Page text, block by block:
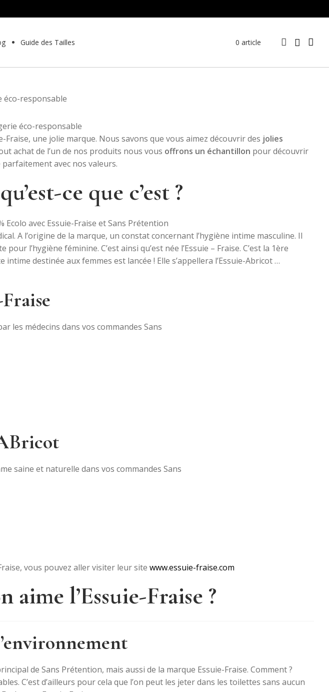
Guide des Tailles 0 article
Fraise, une jolie marque. Nous savons que vous aimez découvrir des jolies
achat de l’un de nos produits nous vous offrons un échantillon pour découvrir
parfaitement avec nos valeurs.
ce que c’est ?
A l’origine de la marque, un constat concernant l’hygiène intime masculine. Il
l’hygiène féminine. C’est ainsi qu’est née l’Essuie – Fraise. C’est la 1ère
destinée aux femmes est lancée ! Elle s’appellera l’Essuie-Abricot …
Fraise
vous pouvez aller visiter leur site www.essuie-fraise.com
l’Essuie-Fraise ?
de Sans Prétention, mais aussi de la marque Essuie-Fraise. Comment ?
C’est d’ailleurs pour cela que l’on peut les jeter dans les toilettes sans aucun